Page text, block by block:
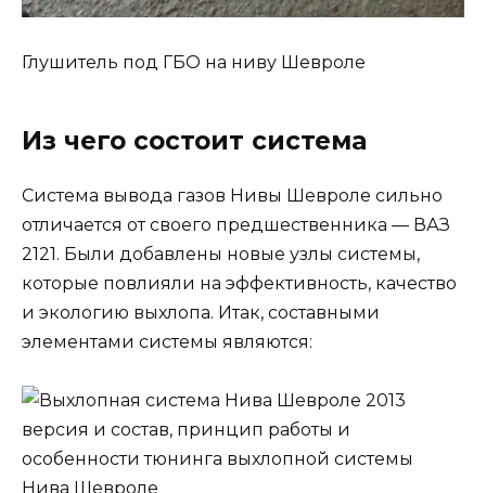
Глушитель под ГБО на ниву Шевроле
Из чего состоит система
Система вывода газов Нивы Шевроле сильно
отличается от своего предшественника — ВАЗ
2121. Были добавлены новые узлы системы,
которые повлияли на эффективность, качество
и экологию выхлопа. Итак, составными
элементами системы являются: